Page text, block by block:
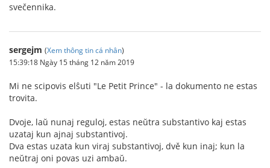
svečennika.
sergejm (Xem thông tin cá nhân)
15:39:18 Ngày 15 tháng 12 năm 2019
Mi ne scipovis elŝuti "Le Petit Prince" - la dokumento ne estas
trovita.
Dvoje, laŭ nunaj reguloj, estas neŭtra substantivo kaj estas
uzataj kun ajnaj substantivoj.
Dva estas uzata kun viraj substantivoj, dvě kun inaj; kun la
neŭtraj oni povas uzi ambaŭ.